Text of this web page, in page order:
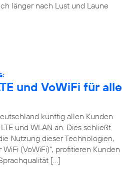
länger nach Lust und Laune
und VoWiFi für alle
künftig allen Kunden
und WLAN an. Dies schließt
Nutzung dieser Technologien,
WiFi (VoWiFi)“, profitieren Kunden
[…]